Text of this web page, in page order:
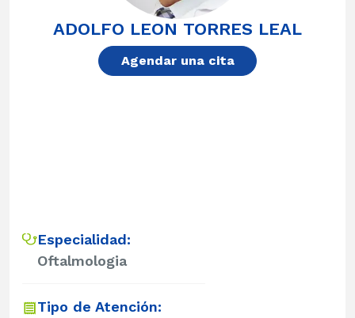
ADOLFO LEON TORRES LEAL
Agendar una cita
Especialidad:
Oftalmologia
Tipo de Atención: